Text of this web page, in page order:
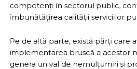
competenți în sectorul public,
îmbunătățirea calității serviciilor
Pe de altă parte, există părți care
implementarea bruscă a acestor
genera un val de nemulțumiri și